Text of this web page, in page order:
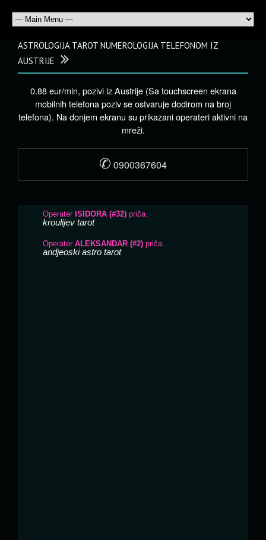
ASTROLOGIJA TAROT NUMEROLOGIJA TELEFONOM IZ
AUSTRIJE
0.88 eur/min, pozivi iz Austrije (Sa touchscreen ekrana
mobilnih telefona poziv se ostvaruje dodirom na broj
telefona). Na donjem ekranu su prikazani operateri aktivni na
mreži.
✆ 0900367604